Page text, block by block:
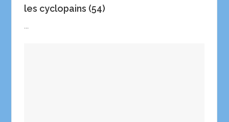
les cyclopains (54)
...